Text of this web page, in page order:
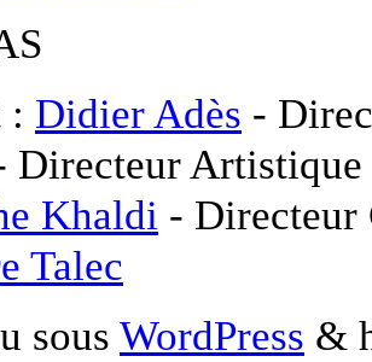
: Didier Adès -
Directeur
Khaldi -
Talec
sous WordPress &